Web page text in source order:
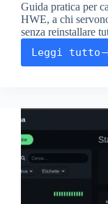
Guida pratica per
HWE, a chi
senza reinstallare
Leggi tutto
Linux
Mint
ISO
kernel
davvero